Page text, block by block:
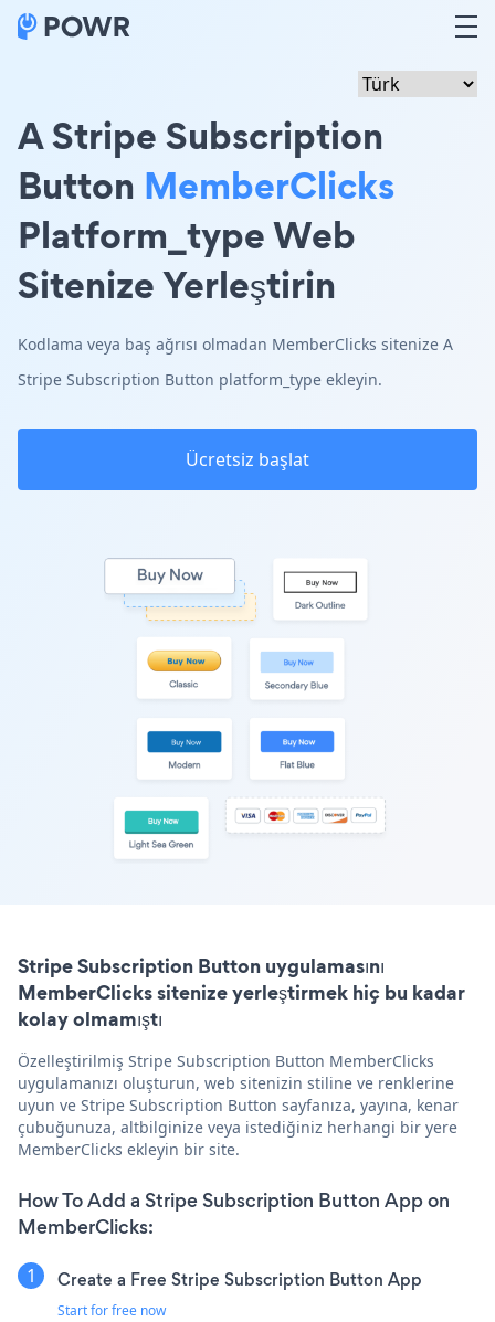
A Stripe Subscription
Button MemberClicks
Platform_type Web
Sitenize Yerleştirin
Kodlama veya baş ağrısı olmadan MemberClicks sitenize A
Stripe Subscription Button platform_type ekleyin.
Ücretsiz başlat
Stripe Subscription Button uygulamasını
MemberClicks sitenize yerleştirmek hiç bu kadar
kolay olmamıştı
Özelleştirilmiş Stripe Subscription Button MemberClicks
uygulamanızı oluşturun, web sitenizin stiline ve renklerine
uyun ve Stripe Subscription Button sayfanıza, yayına, kenar
çubuğunuza, altbilginize veya istediğiniz herhangi bir yere
MemberClicks ekleyin bir site.
How To Add a Stripe Subscription Button App on
MemberClicks:
Create a Free Stripe Subscription Button App
Start for free now